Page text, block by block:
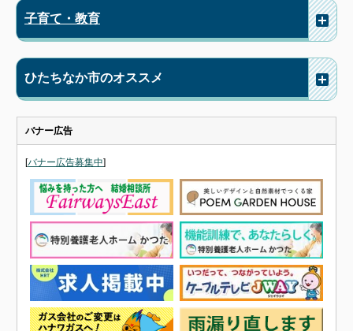
子育て・教育
ひたちなか市のオススメ
バナー広告
[バナー広告募集中]